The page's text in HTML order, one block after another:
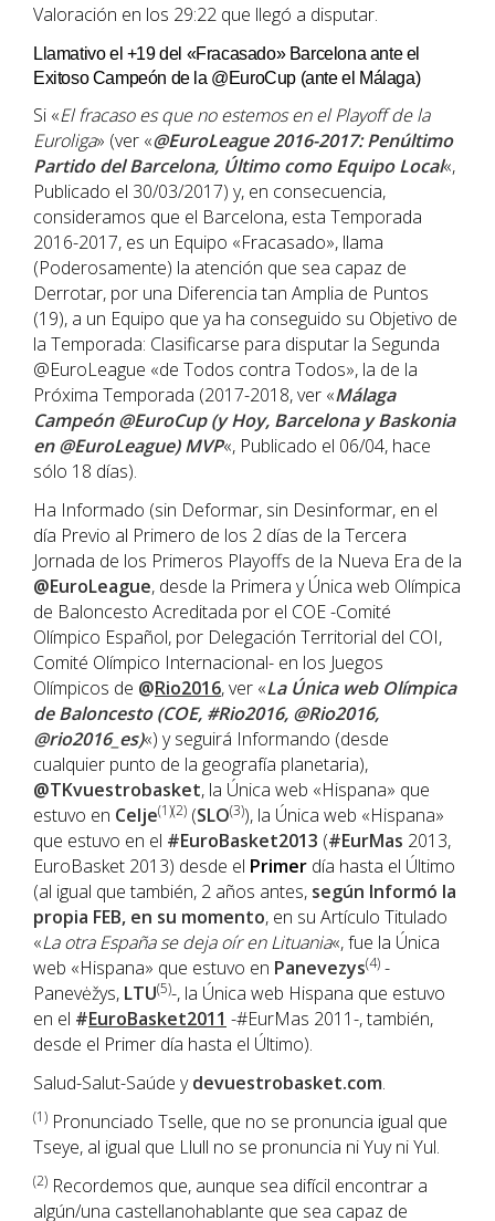
Valoración en los 29:22 que llegó a disputar.
Llamativo el +19 del «Fracasado» Barcelona ante el
Exitoso Campeón de la @EuroCup (ante el Málaga)
Si «El fracaso es que no estemos en el Playoff de la
Euroliga» (ver «@EuroLeague 2016-2017: Penúltimo
Partido del Barcelona, Último como Equipo Local«,
Publicado el 30/03/2017) y, en consecuencia,
consideramos que el Barcelona, esta Temporada
2016-2017, es un Equipo «Fracasado», llama
(Poderosamente) la atención que sea capaz de
Derrotar, por una Diferencia tan Amplia de Puntos
(19), a un Equipo que ya ha conseguido su Objetivo de
la Temporada: Clasificarse para disputar la Segunda
@EuroLeague «de Todos contra Todos», la de la
Próxima Temporada (2017-2018, ver «Málaga
Campeón @EuroCup (y Hoy, Barcelona y Baskonia
en @EuroLeague) MVP«, Publicado el 06/04, hace
sólo 18 días).
Ha Informado (sin Deformar, sin Desinformar, en el
día Previo al Primero de los 2 días de la Tercera
Jornada de los Primeros Playoffs de la Nueva Era de la
@EuroLeague, desde la Primera y Única web Olímpica
de Baloncesto Acreditada por el COE -Comité
Olímpico Español, por Delegación Territorial del COI,
Comité Olímpico Internacional- en los Juegos
Olímpicos de @Rio2016, ver «La Única web Olímpica
de Baloncesto (COE, #Rio2016, @Rio2016,
@rio2016_es)«) y seguirá Informando (desde
cualquier punto de la geografía planetaria),
@TKvuestrobasket, la Única web «Hispana» que
estuvo en Celje(1)(2) (SLO(3)), la Única web «Hispana»
que estuvo en el #EuroBasket2013 (#EurMas 2013,
EuroBasket 2013) desde el Primer día hasta el Último
(al igual que también, 2 años antes, según Informó la
propia FEB, en su momento, en su Artículo Titulado
«La otra España se deja oír en Lituania«, fue la Única
web «Hispana» que estuvo en Panevezys(4) -
Panevėžys, LTU(5)-, la Única web Hispana que estuvo
en el #EuroBasket2011 -#EurMas 2011-, también,
desde el Primer día hasta el Último).
Salud-Salut-Saúde ydevuestrobasket.com.
(1) Pronunciado Tselle, que no se pronuncia igual que
Tseye, al igual que Llull no se pronuncia ni Yuy ni Yul.
(2) Recordemos que, aunque sea difícil encontrar a
algún/una castellanohablante que sea capaz de